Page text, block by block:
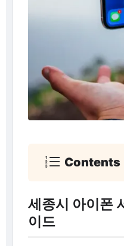
Contents
세종시 아이폰
이드